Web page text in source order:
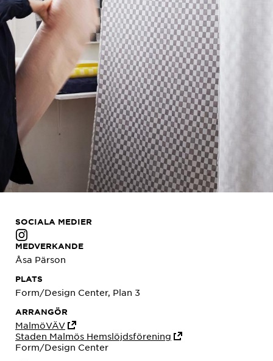
SOCIALA MEDIER
MEDVERKANDE
Åsa Pärson
PLATS
Form/Design Center, Plan 3
ARRANGÖR
MalmöVÄV
Staden Malmös Hemslöjdsförening
Form/Design Center